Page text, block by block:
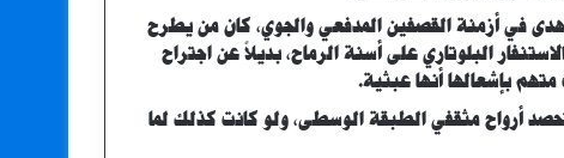
هدى في أزمنة القصفين المدفعي والجوي، كان من يطرح
البلوتاري على أسنة الرماح، بديلاً عن اجتراح
بإشعالها أنها عبثية.
أرواح مثقفي الطبقة الوسطى، ولو كانت كذلك لما